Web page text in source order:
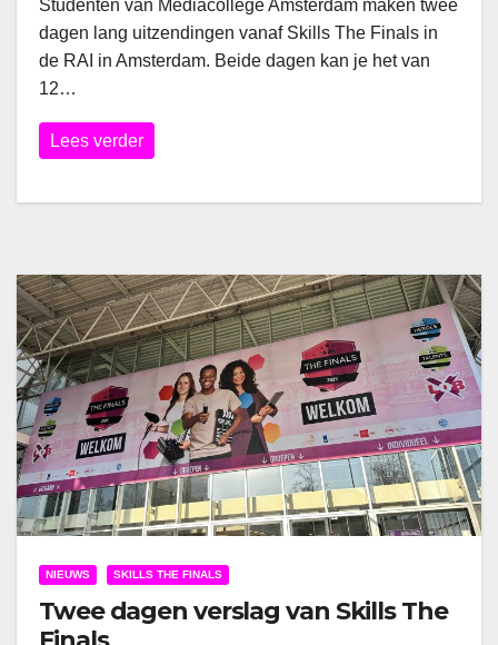
Studenten van Mediacollege Amsterdam maken twee
dagen lang uitzendingen vanaf Skills The Finals in
de RAI in Amsterdam. Beide dagen kan je het van
12…
Lees verder
NIEUWS SKILLS THE FINALS
Twee dagen verslag van Skills The